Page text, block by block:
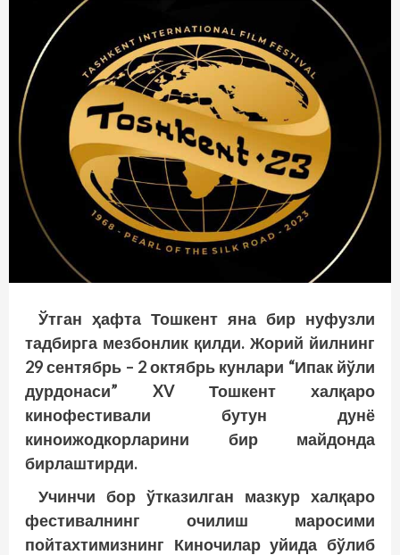
Ўтган ҳафта Тошкент яна бир нуфузли
тадбирга мезбонлик қилди. Жорий йилнинг
29 сентябрь – 2 октябрь кунлари “Ипак йўли
дурдонаси” XV Тошкент халқаро
кинофестивали бутун дунё
киноижодкорларини бир майдонда
бирлаштирди.
Учинчи бор ўтказилган мазкур халқаро
фестивалнинг очилиш маросими
пойтахтимизнинг Киночилар уйида бўлиб